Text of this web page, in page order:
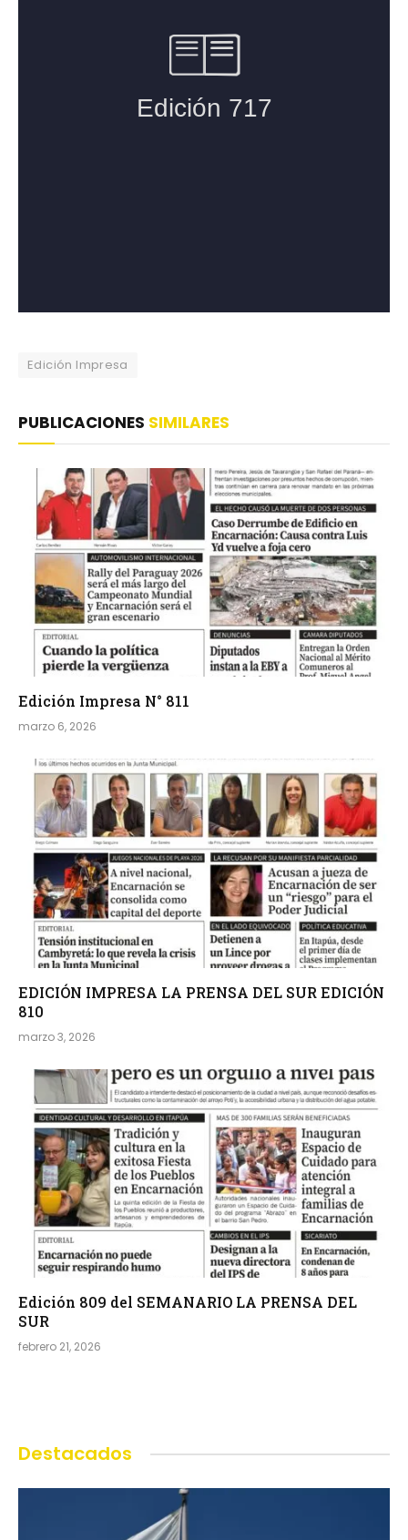
Edición Impresa
PUBLICACIONES SIMILARES
Edición Impresa N° 811
marzo 6, 2026
EDICIÓN IMPRESA LA PRENSA DEL SUR EDICIÓN
810
marzo 3, 2026
Edición 809 del SEMANARIO LA PRENSA DEL
SUR
febrero 21, 2026
Destacados